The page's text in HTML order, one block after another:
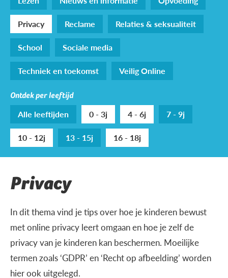
Privacy
Reclame
Relaties & seksualiteit
School
Sociale media
Techniek en toekomst
Veilig Online
Ontdek per leeftijd
Alle leeftijden 0 - 3j 4 - 6j
7 - 9j
10 - 12j
13 - 15j 16 - 18j
Privacy
In dit thema vind je tips over hoe je kinderen bewust
met online privacy leert omgaan en hoe je zelf de
privacy van je kinderen kan beschermen. Moeilijke
termen zoals ‘GDPR’ en ‘Recht op afbeelding’ worden
hier ook uitgelegd.